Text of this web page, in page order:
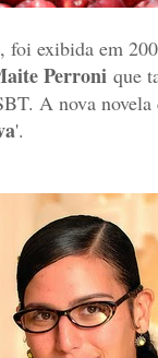
foi exibida em
Perroni que
A nova novela
'.